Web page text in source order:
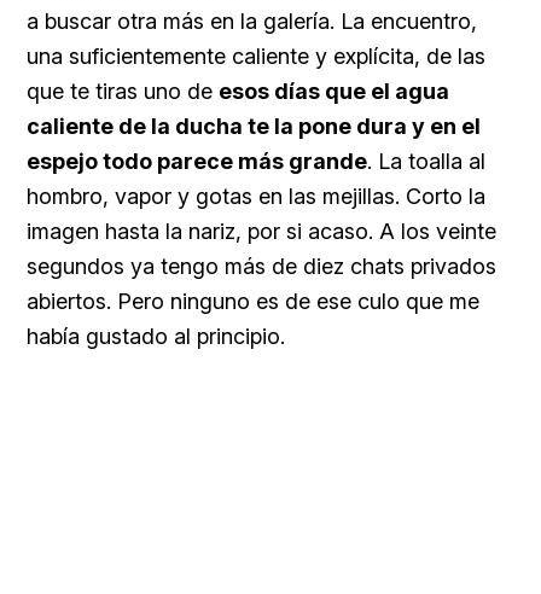
a buscar otra más en la galería. La encuentro,
una suficientemente caliente y explícita, de las
que te tiras uno de esos días que el agua
caliente de la ducha te la pone dura y en el
espejo todo parece más grande. La toalla al
hombro, vapor y gotas en las mejillas. Corto la
imagen hasta la nariz, por si acaso. A los veinte
segundos ya tengo más de diez chats privados
abiertos. Pero ninguno es de ese culo que me
había gustado al principio.